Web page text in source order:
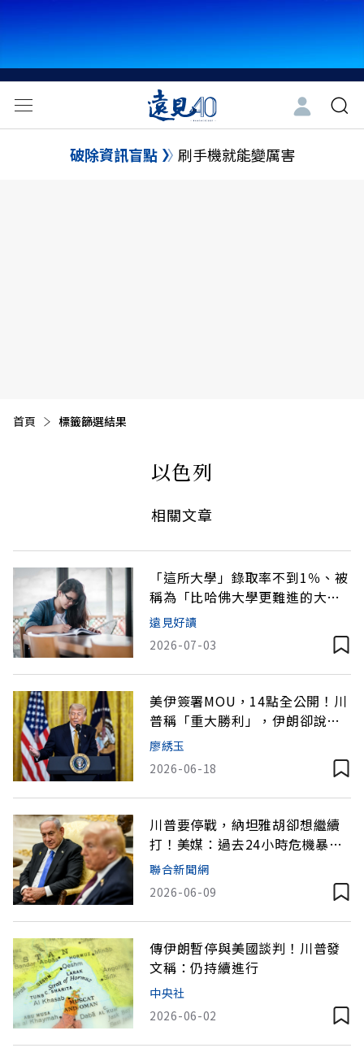
破除資訊盲點 刷手機就能變厲害
首頁 目前頁面：
標籤篩選結果
以色列
相關文章
「這所大學」錄取率不到1％、被
稱為「比哈佛大學更難進的大
學」
遠見好讀
2026-07-03
美伊簽署MOU，14點全公開！川
普稱「重大勝利」，伊朗卻說
「美國失敗」
廖綉玉
2026-06-18
川普要停戰，納坦雅胡卻想繼續
打！美媒：過去24小時危機暴露
美以分歧
聯合新聞網
2026-06-09
傳伊朗暫停與美國談判！川普發
文稱：仍持續進行
中央社
2026-06-02